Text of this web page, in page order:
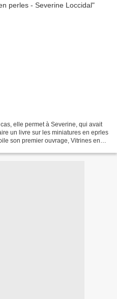
elle permet à Severine, qui avait
un livre sur les miniatures en eprles
son premier ouvrage, Vitrines en